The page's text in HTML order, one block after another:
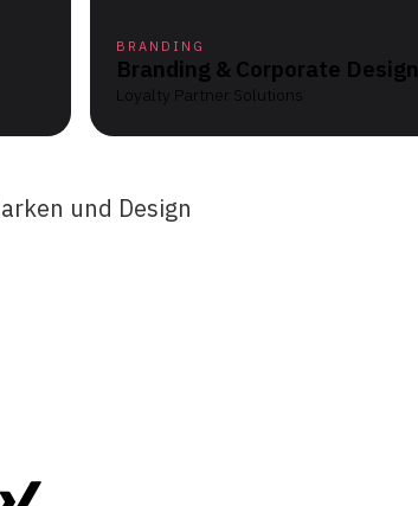
BRANDING
Branding & Corporate Design
Loyalty Partner Solutions
und Design